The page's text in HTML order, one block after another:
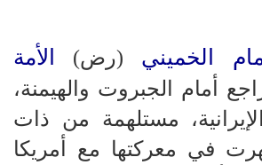
الخميني (رض) الأمة
أمام الجبروت والهيمنة،
مستلهمة من ذات
في معركتها مع أمريكا